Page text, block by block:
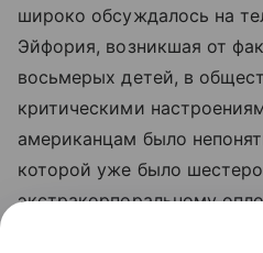
широко обсуждалось на
Эйфория, возникшая от
восьмерых детей, в
критическими
американцам было
которой уже было
экстракорпоральному